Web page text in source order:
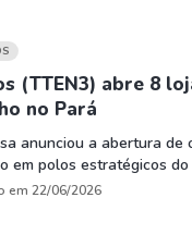
ETFs
BOVA11
IVVB11
(TTEN3) abre 8
no Pará
anunciou a abertura de
em polos estratégicos
em 22/06/2026